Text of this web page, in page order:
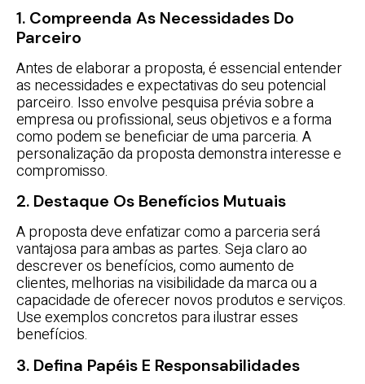
1. Compreenda As Necessidades Do
Parceiro
Antes de elaborar a proposta, é essencial entender
as necessidades e expectativas do seu potencial
parceiro. Isso envolve pesquisa prévia sobre a
empresa ou profissional, seus objetivos e a forma
como podem se beneficiar de uma parceria. A
personalização da proposta demonstra interesse e
compromisso.
2. Destaque Os Benefícios Mutuais
A proposta deve enfatizar como a parceria será
vantajosa para ambas as partes. Seja claro ao
descrever os benefícios, como aumento de
clientes, melhorias na visibilidade da marca ou a
capacidade de oferecer novos produtos e serviços.
Use exemplos concretos para ilustrar esses
benefícios.
3. Defina Papéis E Responsabilidades